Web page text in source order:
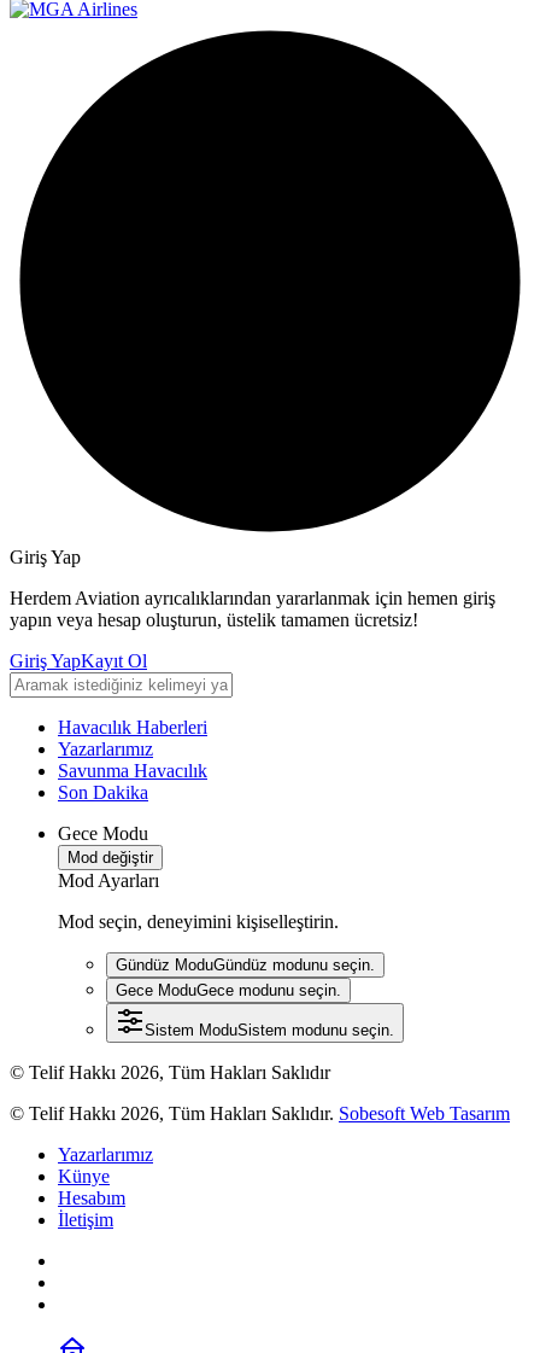
Giriş Yap
Herdem Aviation ayrıcalıklarından yararlanmak için hemen giriş
yapın veya hesap oluşturun, üstelik tamamen ücretsiz!
Giriş YapKayıt Ol
Havacılık Haberleri
Yazarlarımız
Savunma Havacılık
Son Dakika
Gece Modu
Mod değiştir
Mod Ayarları
Mod seçin, deneyimini kişiselleştirin.
Gündüz ModuGündüz modunu seçin.
Gece ModuGece modunu seçin.
Sistem ModuSistem modunu seçin.
© Telif Hakkı 2026, Tüm Hakları Saklıdır
© Telif Hakkı 2026, Tüm Hakları Saklıdır. Sobesoft Web Tasarım
Yazarlarımız
Künye
Hesabım
İletişim